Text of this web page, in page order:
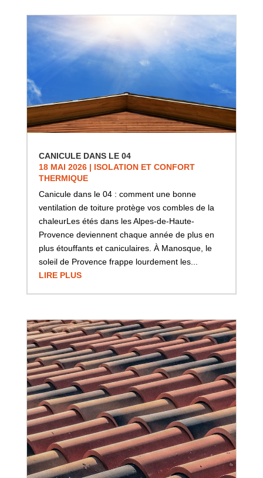
CANICULE DANS LE 04
18 MAI 2026| ISOLATION ET CONFORT
THERMIQUE
Canicule dans le 04 : comment une bonne
ventilation de toiture protège vos combles de la
chaleurLes étés dans les Alpes-de-Haute-
Provence deviennent chaque année de plus en
plus étouffants et caniculaires. À Manosque, le
soleil de Provence frappe lourdement les...
LIRE PLUS